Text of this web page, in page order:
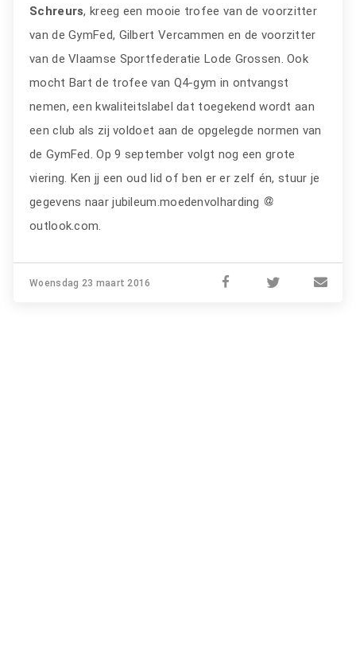
Schreurs, kreeg een mooie trofee van de voorzitter
van de GymFed, Gilbert Vercammen en de voorzitter
van de Vlaamse Sportfederatie Lode Grossen. Ook
mocht Bart de trofee van Q4-gym in ontvangst
nemen, een kwaliteitslabel dat toegekend wordt aan
een club als zij voldoet aan de opgelegde normen van
de GymFed. Op 9 september volgt nog een grote
viering. Ken jj een oud lid of ben er er zelf én, stuur je
gegevens naar jubileum.moedenvolharding
outlook.com.
Woensdag 23 maart 2016